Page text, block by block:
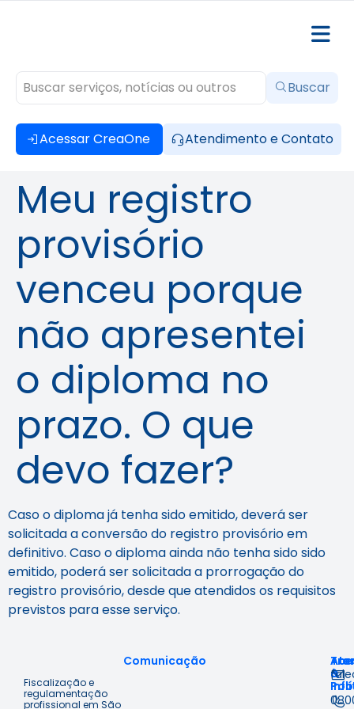
Acessar CreaOne Atendimento e Contato
Buscar
Meu registro
provisório
venceu porque
não apresentei
o diploma no
prazo. O que
devo fazer?
Caso o diploma já tenha sido emitido, deverá ser
solicitada aconversão do registro provisório em
definitivo. Caso o diploma ainda não tenha sido sido
emitido, poderá ser solicitada a prorrogação do
registro provisório, desde que atendidos os requisitos
previstos para esse serviço.
Fiscalização e
regulamentação
profissional em São
Comunicação
à
&